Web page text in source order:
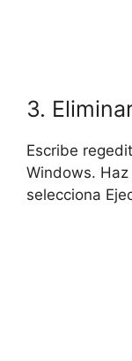
3.
Escribe
Windows.
selecciona